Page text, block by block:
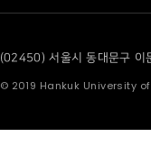
(02450) 서울시 동대문구
© 2019 Hankuk University